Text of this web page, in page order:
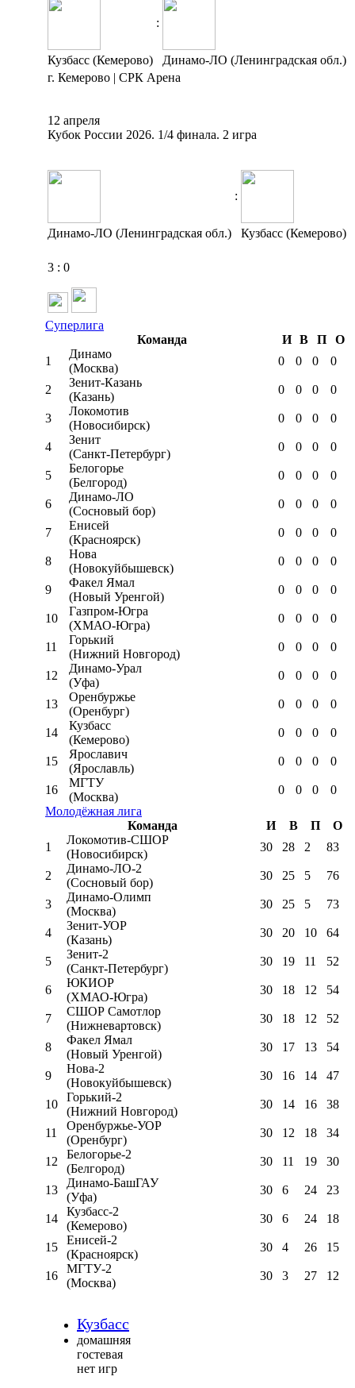
:
Кузбасс (Кемерово)
Динамо-ЛО (Ленинградская обл.)
г. Кемерово | СРК Арена
12 апреля
Кубок России 2026. 1/4 финала. 2 игра
:
Динамо-ЛО (Ленинградская обл.) Кузбасс (Кемерово)
3 : 0
Суперлига
Команда
И В П
О
1
Динамо
(Москва)
0 0 0 0
2
Зенит-Казань
(Казань)
0 0 0 0
3
Локомотив
(Новосибирск)
0 0 0 0
4
Зенит
(Санкт-Петербург)
0 0 0 0
5
Белогорье
(Белгород)
0 0 0 0
6
Динамо-ЛО
(Сосновый бор)
0 0 0 0
7
Енисей
(Красноярск)
0 0 0 0
8
Нова
(Новокуйбышевск)
0 0 0 0
9
Факел Ямал
(Новый Уренгой)
0 0 0 0
10
Газпром-Югра
(ХМАО-Югра)
0 0 0 0
11
Горький
(Нижний Новгород)
0 0 0 0
12
Динамо-Урал
(Уфа)
0 0 0 0
13
Оренбуржье
(Оренбург)
0 0 0 0
14
Кузбасс
(Кемерово)
0 0 0 0
15
Ярославич
(Ярославль)
0 0 0 0
16
МГТУ
(Москва)
0 0 0
0
Молодёжная лига
Команда
И В П
О
1
Локомотив-CШОР
(Новосибирск)
30 28 2 83
2
Динамо-ЛО-2
(Сосновый бор)
30 25 5 76
3
Динамо-Олимп
(Москва)
30 25 5 73
4
Зенит-УОР
(Казань)
30 20 10 64
5
Зенит-2
(Санкт-Петербург)
30 19 11 52
6
ЮКИОР
(ХМАО-Югра)
30 18 12 54
7
СШОР Самотлор
(Нижневартовск)
30 18 12 52
8
Факел Ямал
(Новый Уренгой)
30 17 13 54
9
Нова-2
(Новокуйбышевск)
30 16 14 47
10
Горький-2
(Нижний Новгород)
30 14 16 38
11
Оренбуржье-УОР
(Оренбург)
30 12 18 34
12
Белогорье-2
(Белгород)
30 11 19 30
13
Динамо-БашГАУ
(Уфа)
30 6 24 23
14
Кузбасс-2
(Кемерово)
30 6 24 18
15
Енисей-2
(Красноярск)
30 4 26 15
16
МГТУ-2
(Москва)
30 3 27 12
Кузбасс
домашняя
гостевая
нет игр